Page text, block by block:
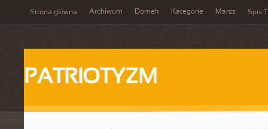
Strona główna Archiwum Domek Kategorie Marsz Spis
PATRIOTYZM